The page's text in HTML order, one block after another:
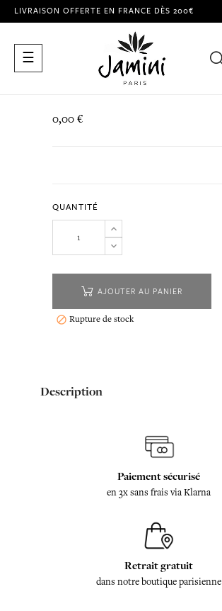
LIVRAISON OFFERTE EN FRANCE DÈS 200€
Basculer
la
☰
0,00 €
QUANTITÉ
AJOUTER AU PANIER
 Rupture de stock
Description
Paiement sécurisé
en 3x sans frais via Klarna
Retrait gratuit
dans notre boutique parisienne